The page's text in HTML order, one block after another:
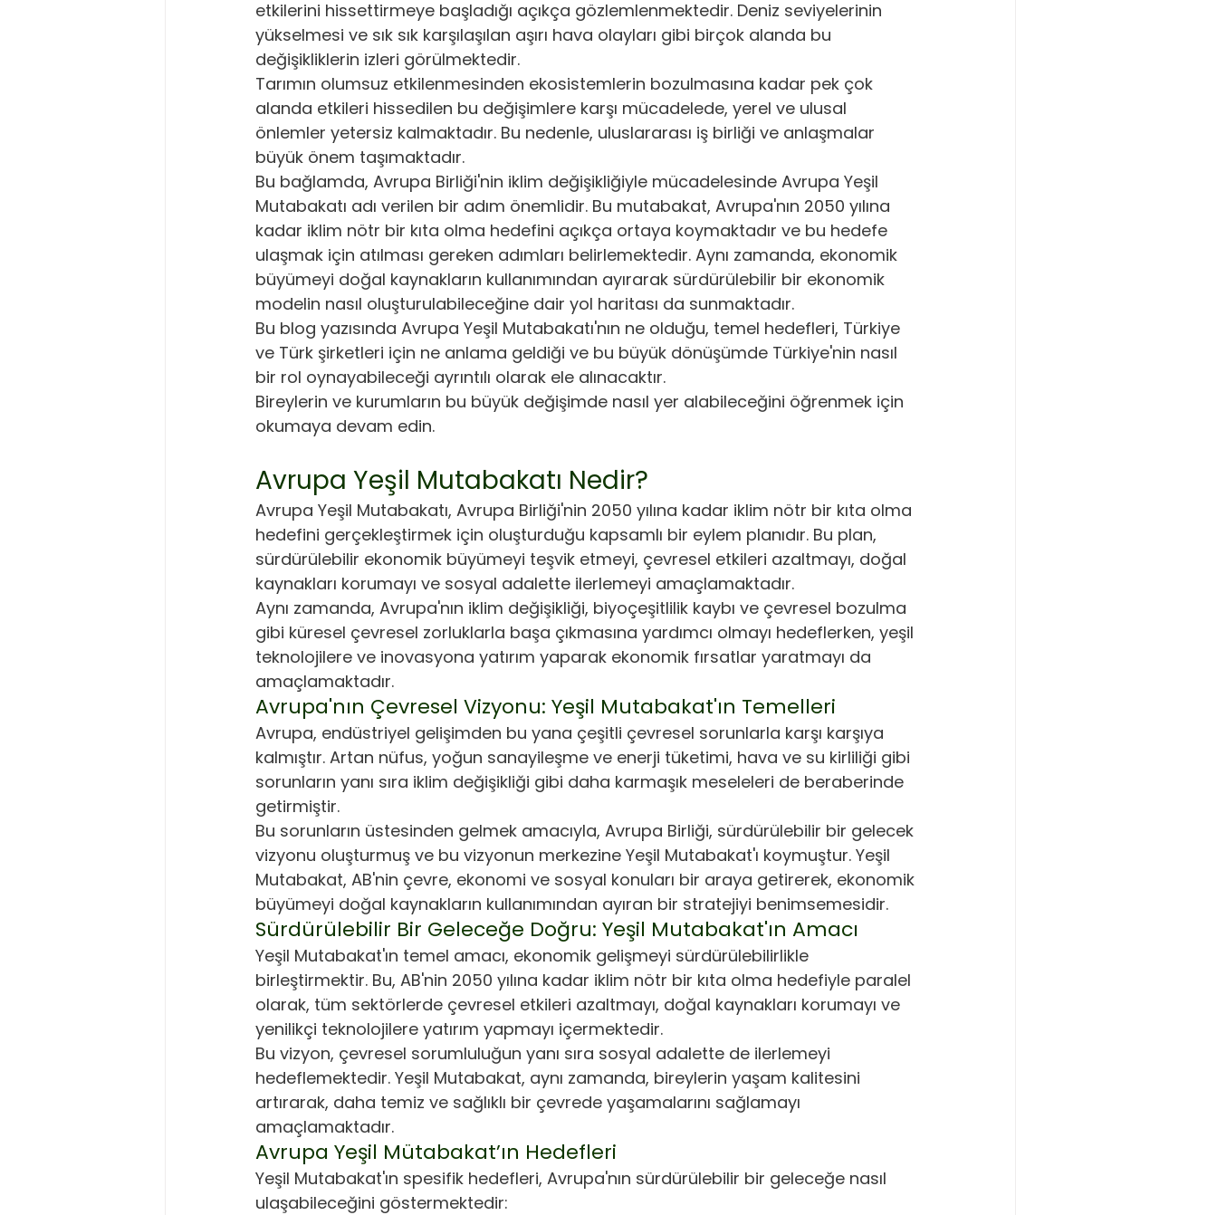
Sürdürülebilir İşletme Yönetimi Enerji Yoğun Sektörler Karbon Düzenlemeleri Sürdürülebilir Üretim
Karbon Yönetimi SKDM Uyum Süreçleri Sürdürülebilir İş Stratejileri SKDM Tanımı ve Önemi
AB Karbon Politikaları ve Karbon Sı İşletmelerde SKDM Uyum Süreçleri
etkilerini hissettirmeye başladığı açıkça gözlemlenmektedir. Deniz seviyelerinin
yükselmesi ve sık sık karşılaşılan aşırı hava olayları gibi birçok alanda bu
değişikliklerin izleri görülmektedir.
Tarımın olumsuz etkilenmesinden ekosistemlerin bozulmasına kadar pek çok
alanda etkileri hissedilen bu değişimlere karşı mücadelede, yerel ve ulusal
önlemler yetersiz kalmaktadır. Bu nedenle, uluslararası iş birliği ve anlaşmalar
büyük önem taşımaktadır.
Bu bağlamda, Avrupa Birliği'nin iklim değişikliğiyle mücadelesinde Avrupa Yeşil
Mutabakatı adı verilen bir adım önemlidir. Bu mutabakat, Avrupa'nın 2050 yılına
kadar iklim nötr bir kıta olma hedefini açıkça ortaya koymaktadır ve bu hedefe
ulaşmak için atılması gereken adımları belirlemektedir. Aynı zamanda, ekonomik
büyümeyi doğal kaynakların kullanımından ayırarak sürdürülebilir bir ekonomik
modelin nasıl oluşturulabileceğine dair yol haritası da sunmaktadır.
Bu blog yazısında Avrupa Yeşil Mutabakatı'nın ne olduğu, temel hedefleri, Türkiye
ve Türk şirketleri için ne anlama geldiği ve bu büyük dönüşümde Türkiye'nin nasıl
bir rol oynayabileceği ayrıntılı olarak ele alınacaktır.
Bireylerin ve kurumların bu büyük değişimde nasıl yer alabileceğini öğrenmek için
okumaya devam edin.
Avrupa Yeşil Mutabakatı Nedir?
Avrupa Yeşil Mutabakatı, Avrupa Birliği'nin 2050 yılına kadar iklim nötr bir kıta olma
hedefini gerçekleştirmek için oluşturduğu kapsamlı bir eylem planıdır. Bu plan,
sürdürülebilir ekonomik büyümeyi teşvik etmeyi, çevresel etkileri azaltmayı, doğal
kaynakları korumayı ve sosyal adalette ilerlemeyi amaçlamaktadır.
Aynı zamanda, Avrupa'nın iklim değişikliği, biyoçeşitlilik kaybı ve çevresel bozulma
gibi küresel çevresel zorluklarla başa çıkmasına yardımcı olmayı hedeflerken, yeşil
teknolojilere ve inovasyona yatırım yaparak ekonomik fırsatlar yaratmayı da
amaçlamaktadır.
Avrupa'nın Çevresel Vizyonu: Yeşil Mutabakat'ın Temelleri
Avrupa, endüstriyel gelişimden bu yana çeşitli çevresel sorunlarla karşı karşıya
kalmıştır. Artan nüfus, yoğun sanayileşme ve enerji tüketimi, hava ve su kirliliği gibi
sorunların yanı sıra iklim değişikliği gibi daha karmaşık meseleleri de beraberinde
getirmiştir.
Bu sorunların üstesinden gelmek amacıyla, Avrupa Birliği, sürdürülebilir bir gelecek
vizyonu oluşturmuş ve bu vizyonun merkezine Yeşil Mutabakat'ı koymuştur. Yeşil
Mutabakat, AB'nin çevre, ekonomi ve sosyal konuları bir araya getirerek, ekonomik
büyümeyi doğal kaynakların kullanımından ayıran bir stratejiyi benimsemesidir.
Sürdürülebilir Bir Geleceğe Doğru: Yeşil Mutabakat'ın Amacı
Yeşil Mutabakat'ın temel amacı, ekonomik gelişmeyi sürdürülebilirlikle
birleştirmektir. Bu, AB'nin 2050 yılına kadar iklim nötr bir kıta olma hedefiyle paralel
olarak, tüm sektörlerde çevresel etkileri azaltmayı, doğal kaynakları korumayı ve
yenilikçi teknolojilere yatırım yapmayı içermektedir.
Bu vizyon, çevresel sorumluluğun yanı sıra sosyal adalette de ilerlemeyi
hedeflemektedir. Yeşil Mutabakat, aynı zamanda, bireylerin yaşam kalitesini
artırarak, daha temiz ve sağlıklı bir çevrede yaşamalarını sağlamayı
amaçlamaktadır.
Avrupa Yeşil Mütabakat’ın Hedefleri
Yeşil Mutabakat'ın spesifik hedefleri, Avrupa'nın sürdürülebilir bir geleceğe nasıl
ulaşabileceğini göstermektedir: